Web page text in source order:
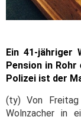
Ein 41-jähriger
Pension in
Polizei ist der
(ty) Von
Wolnzacher in